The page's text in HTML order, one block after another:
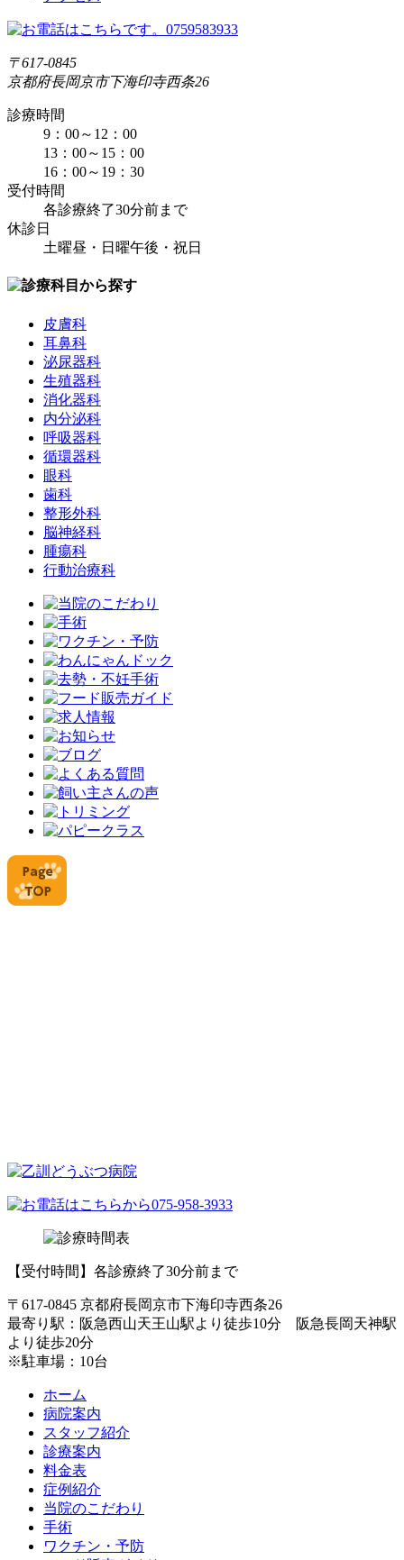
〒617-0845
京都府長岡京市下海印寺西条26
診療時間
9：00～12：00
13：00～15：00
16：00～19：30
受付時間
各診療終了30分前まで
休診日
土曜昼・日曜午後・祝日
皮膚科
耳鼻科
泌尿器科
生殖器科
消化器科
内分泌科
呼吸器科
循環器科
眼科
歯科
整形外科
脳神経科
腫瘍科
行動治療科
【受付時間】各診療終了30分前まで
〒617-0845 京都府長岡京市下海印寺西条26
最寄り駅：阪急西山天王山駅より徒歩10分 阪急長岡天神駅
より徒歩20分
※駐車場：10台
ホーム
病院案内
スタッフ紹介
診療案内
料金表
症例紹介
当院のこだわり
手術
ワクチン・予防